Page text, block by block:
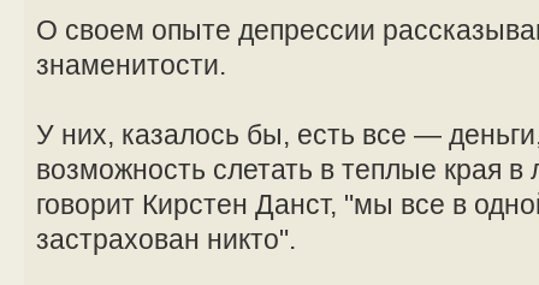
О своем опыте депрессии
знаменитости.
У них, казалось бы, есть все —
возможность слетать в теплые края
говорит Кирстен Данст, "мы все в
застрахован никто".